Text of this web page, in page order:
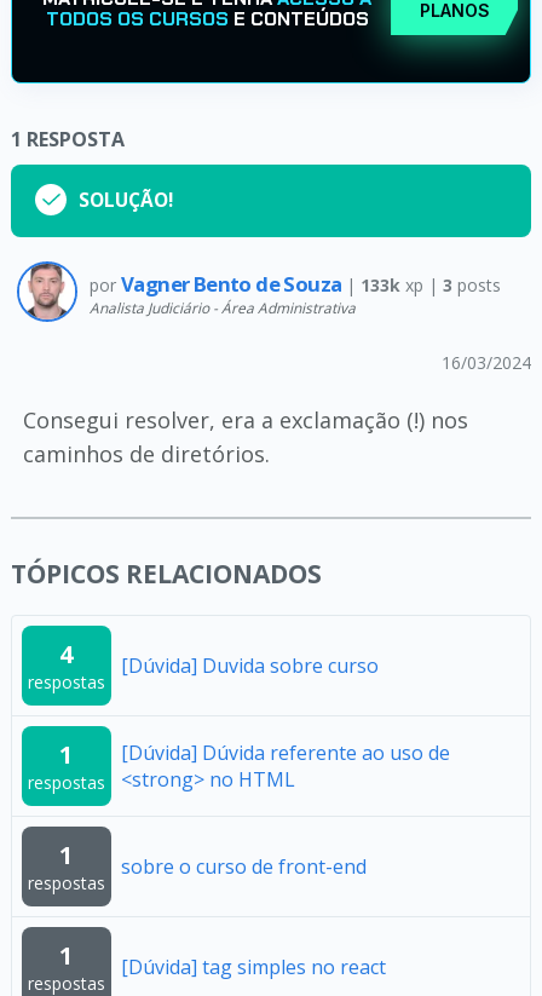
TODOS OS CURSOS E CONTEÚDOS
PLANOS
1 RESPOSTA
SOLUÇÃO!
por Vagner Bento de Souza | 133kxp | 3 posts
Analista Judiciário - Área Administrativa
16/03/2024
Consegui resolver, era a exclamação (!) nos
caminhos de diretórios.
TÓPICOS RELACIONADOS
4
respostas
[Dúvida] Duvida sobre curso
1
respostas
[Dúvida] Dúvida referente ao uso de
<strong> no HTML
1
respostas
sobre o curso de front-end
1
respostas
[Dúvida] tag simples no react